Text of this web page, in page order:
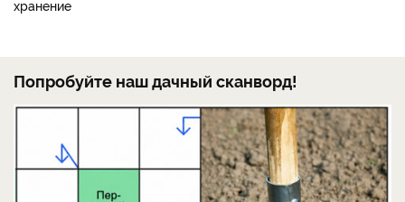
Попробуйте наш дачный сканворд!